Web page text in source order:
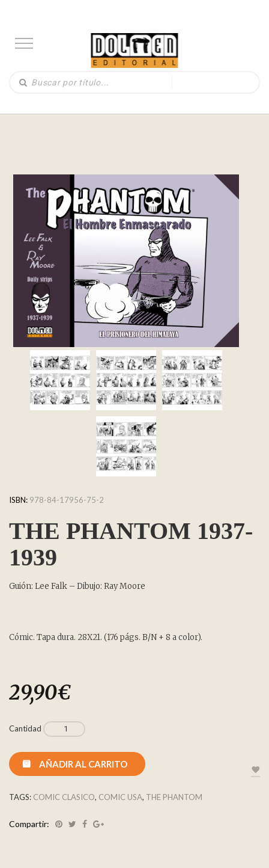
ISBN: 978-84-17956-75-2
THE PHANTOM 1937-
1939
Guión: Lee Falk – Dibujo: Ray Moore
Cómic. Tapa dura. 28X21. (176 págs. B/N + 8 a color).
29,90€
Cantidad
AÑADIR AL CARRITO
TAGS: COMIC CLASICO, COMIC USA, THE PHANTOM
Compartir: